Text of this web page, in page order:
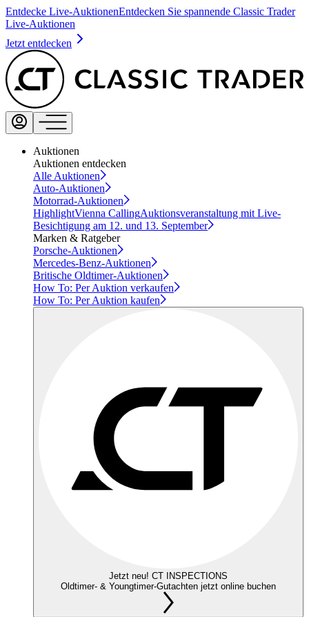
Entdecke Live-AuktionenEntdecken Sie spannende Classic Trader
Live-Auktionen
Jetzt entdecken
Auktionen
Auktionen entdecken
Alle Auktionen
Auto-Auktionen
Motorrad-Auktionen
HighlightVienna CallingAuktionsveranstaltung mit Live-
Besichtigung am 12. und 13. September
Marken & Ratgeber
Porsche-Auktionen
Mercedes-Benz-Auktionen
Britische Oldtimer-Auktionen
How To: Per Auktion verkaufen
How To: Per Auktion kaufen
Jetzt neu! CT INSPECTIONS
Oldtimer- & Youngtimer-Gutachten jetzt online buchen